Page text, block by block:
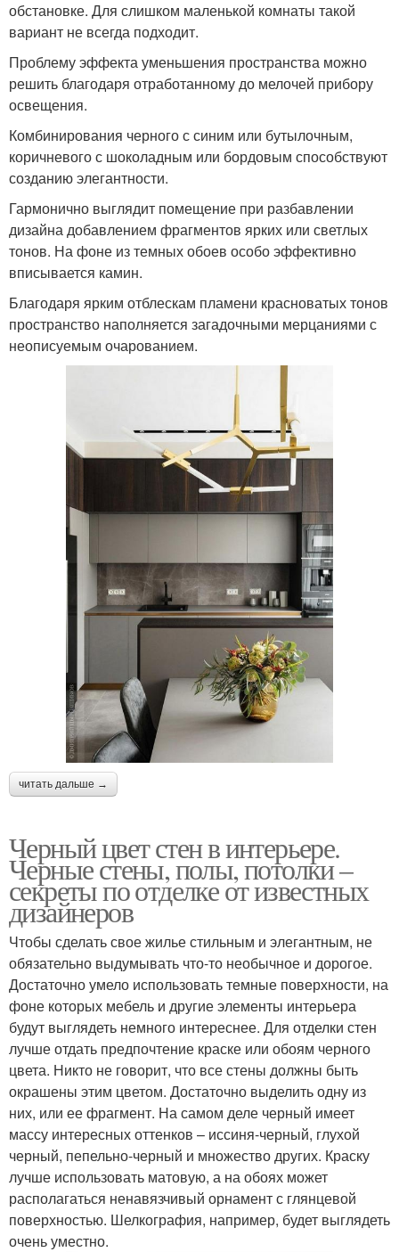
обстановке. Для слишком маленькой комнаты такой
вариант не всегда подходит.
Проблему эффекта уменьшения пространства можно
решить благодаря отработанному до мелочей прибору
освещения.
Комбинирования черного с синим или бутылочным,
коричневого с шоколадным или бордовым способствуют
созданию элегантности.
Гармонично выглядит помещение при разбавлении
дизайна добавлением фрагментов ярких или светлых
тонов. На фоне из темных обоев особо эффективно
вписывается камин.
Благодаря ярким отблескам пламени красноватых тонов
пространство наполняется загадочными мерцаниями с
неописуемым очарованием.
читать дальше →
Черный цвет стен в интерьере.
Черные стены, полы, потолки –
секреты по отделке от известных
дизайнеров
Чтобы сделать свое жилье стильным и элегантным, не
обязательно выдумывать что-то необычное и дорогое.
Достаточно умело использовать темные поверхности, на
фоне которых мебель и другие элементы интерьера
будут выглядеть немного интереснее. Для отделки стен
лучше отдать предпочтение краске или обоям черного
цвета. Никто не говорит, что все стены должны быть
окрашены этим цветом. Достаточно выделить одну из
них, или ее фрагмент. На самом деле черный имеет
массу интересных оттенков – иссиня-черный, глухой
черный, пепельно-черный и множество других. Краску
лучше использовать матовую, а на обоях может
располагаться ненавязчивый орнамент с глянцевой
поверхностью. Шелкография, например, будет выглядеть
очень уместно.